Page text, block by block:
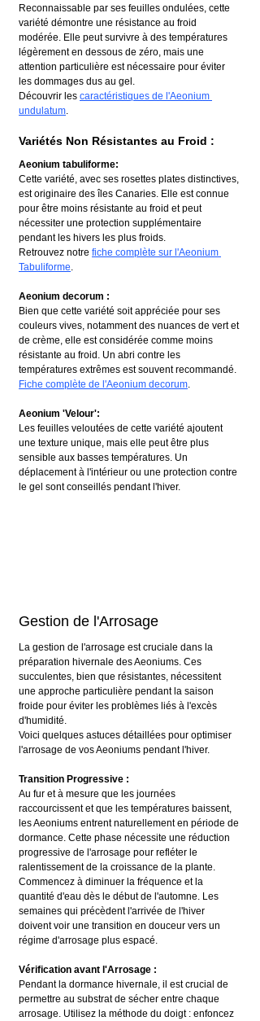
Reconnaissable par ses feuilles ondulées, cette
variété démontre une résistance au froid
modérée. Elle peut survivre à des températures
légèrement en dessous de zéro, mais une
attention particulière est nécessaire pour éviter
les dommages dus au gel.
Découvrir les caractéristiques de l'Aeonium
undulatum
Variétés Non Résistantes au Froid :
Aeonium tabuliforme:
Cette variété, avec ses rosettes plates distinctives,
est originaire des îles Canaries. Elle est connue
pour être moins résistante au froid et peut
nécessiter une protection supplémentaire
pendant les hivers les plus froids.
Retrouvez notre fiche complète sur l'Aeonium
Tabuliforme
Aeonium decorum :
Bien que cette variété soit appréciée pour ses
couleurs vives, notamment des nuances de vert et
de crème, elle est considérée comme moins
résistante au froid. Un abri contre les
températures extrêmes est souvent recommandé.
Fiche complète de l'Aeonium decorum
Aeonium 'Velour':
Les feuilles veloutées de cette variété ajoutent
une texture unique, mais elle peut être plus
sensible aux basses températures. Un
déplacement à l'intérieur ou une protection contre
le gel sont conseillés pendant l'hiver.
Gestion de l'Arrosage
La gestion de l'arrosage est cruciale dans la
préparation hivernale des Aeoniums. Ces
succulentes, bien que résistantes, nécessitent
une approche particulière pendant la saison
froide pour éviter les problèmes liés à l'excès
d'humidité.
Voici quelques astuces détaillées pour optimiser
l'arrosage de vos Aeoniums pendant l'hiver.
Transition Progressive :
Au fur et à mesure que les journées
raccourcissent et que les températures baissent,
les Aeoniums entrent naturellement en période de
dormance. Cette phase nécessite une réduction
progressive de l'arrosage pour refléter le
ralentissement de la croissance de la plante.
Commencez à diminuer la fréquence et la
quantité d'eau dès le début de l'automne. Les
semaines qui précèdent l'arrivée de l'hiver
doivent voir une transition en douceur vers un
régime d'arrosage plus espacé.
Vérification avant l'Arrosage :
Pendant la dormance hivernale, il est crucial de
permettre au substrat de sécher entre chaque
arrosage. Utilisez la méthode du doigt : enfoncez